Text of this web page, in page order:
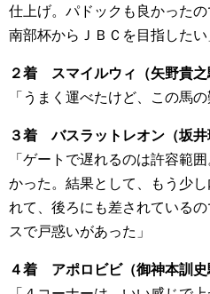
仕上げ。パドックも良かったの
南部杯からＪＢＣを目指したい
２着 スマイルウィ（矢野貴之
「うまく運べたけど、この馬
３着 バスラットレオン（坂井
「ゲートで遅れるのは許容範
かった。結果として、もう少
れて、後ろにも差されている
スで戸惑いがあった」
４着 アポロビビ（御神本訓史